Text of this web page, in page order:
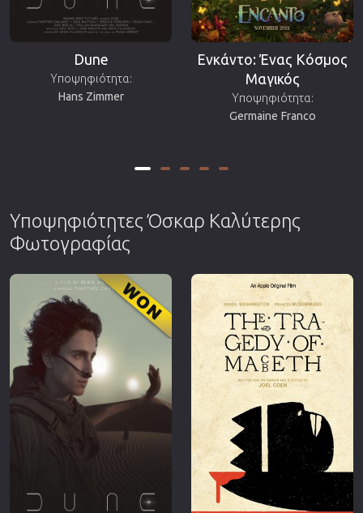
Dune
Υποψηφιότητα:
Hans Zimmer
Ενκάντο: Ένας Κόσμος
Μαγικός
Υποψηφιότητα:
Germaine Franco
Υποψηφιότητες Όσκαρ Καλύτερης
Φωτογραφίας